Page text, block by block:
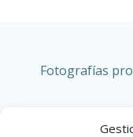
Fotografías